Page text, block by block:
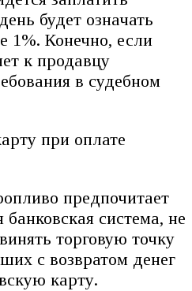
будет означать
1%. Конечно, если
к продавцу
в судебном
предпочитает
банковская система, не
торговую точку
с возвратом денег
карту.